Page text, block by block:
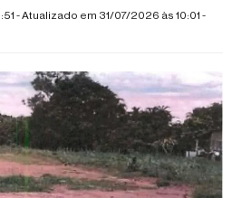
também foi denunciado
- Atualizado em 31/07/2026 às 10:01 -